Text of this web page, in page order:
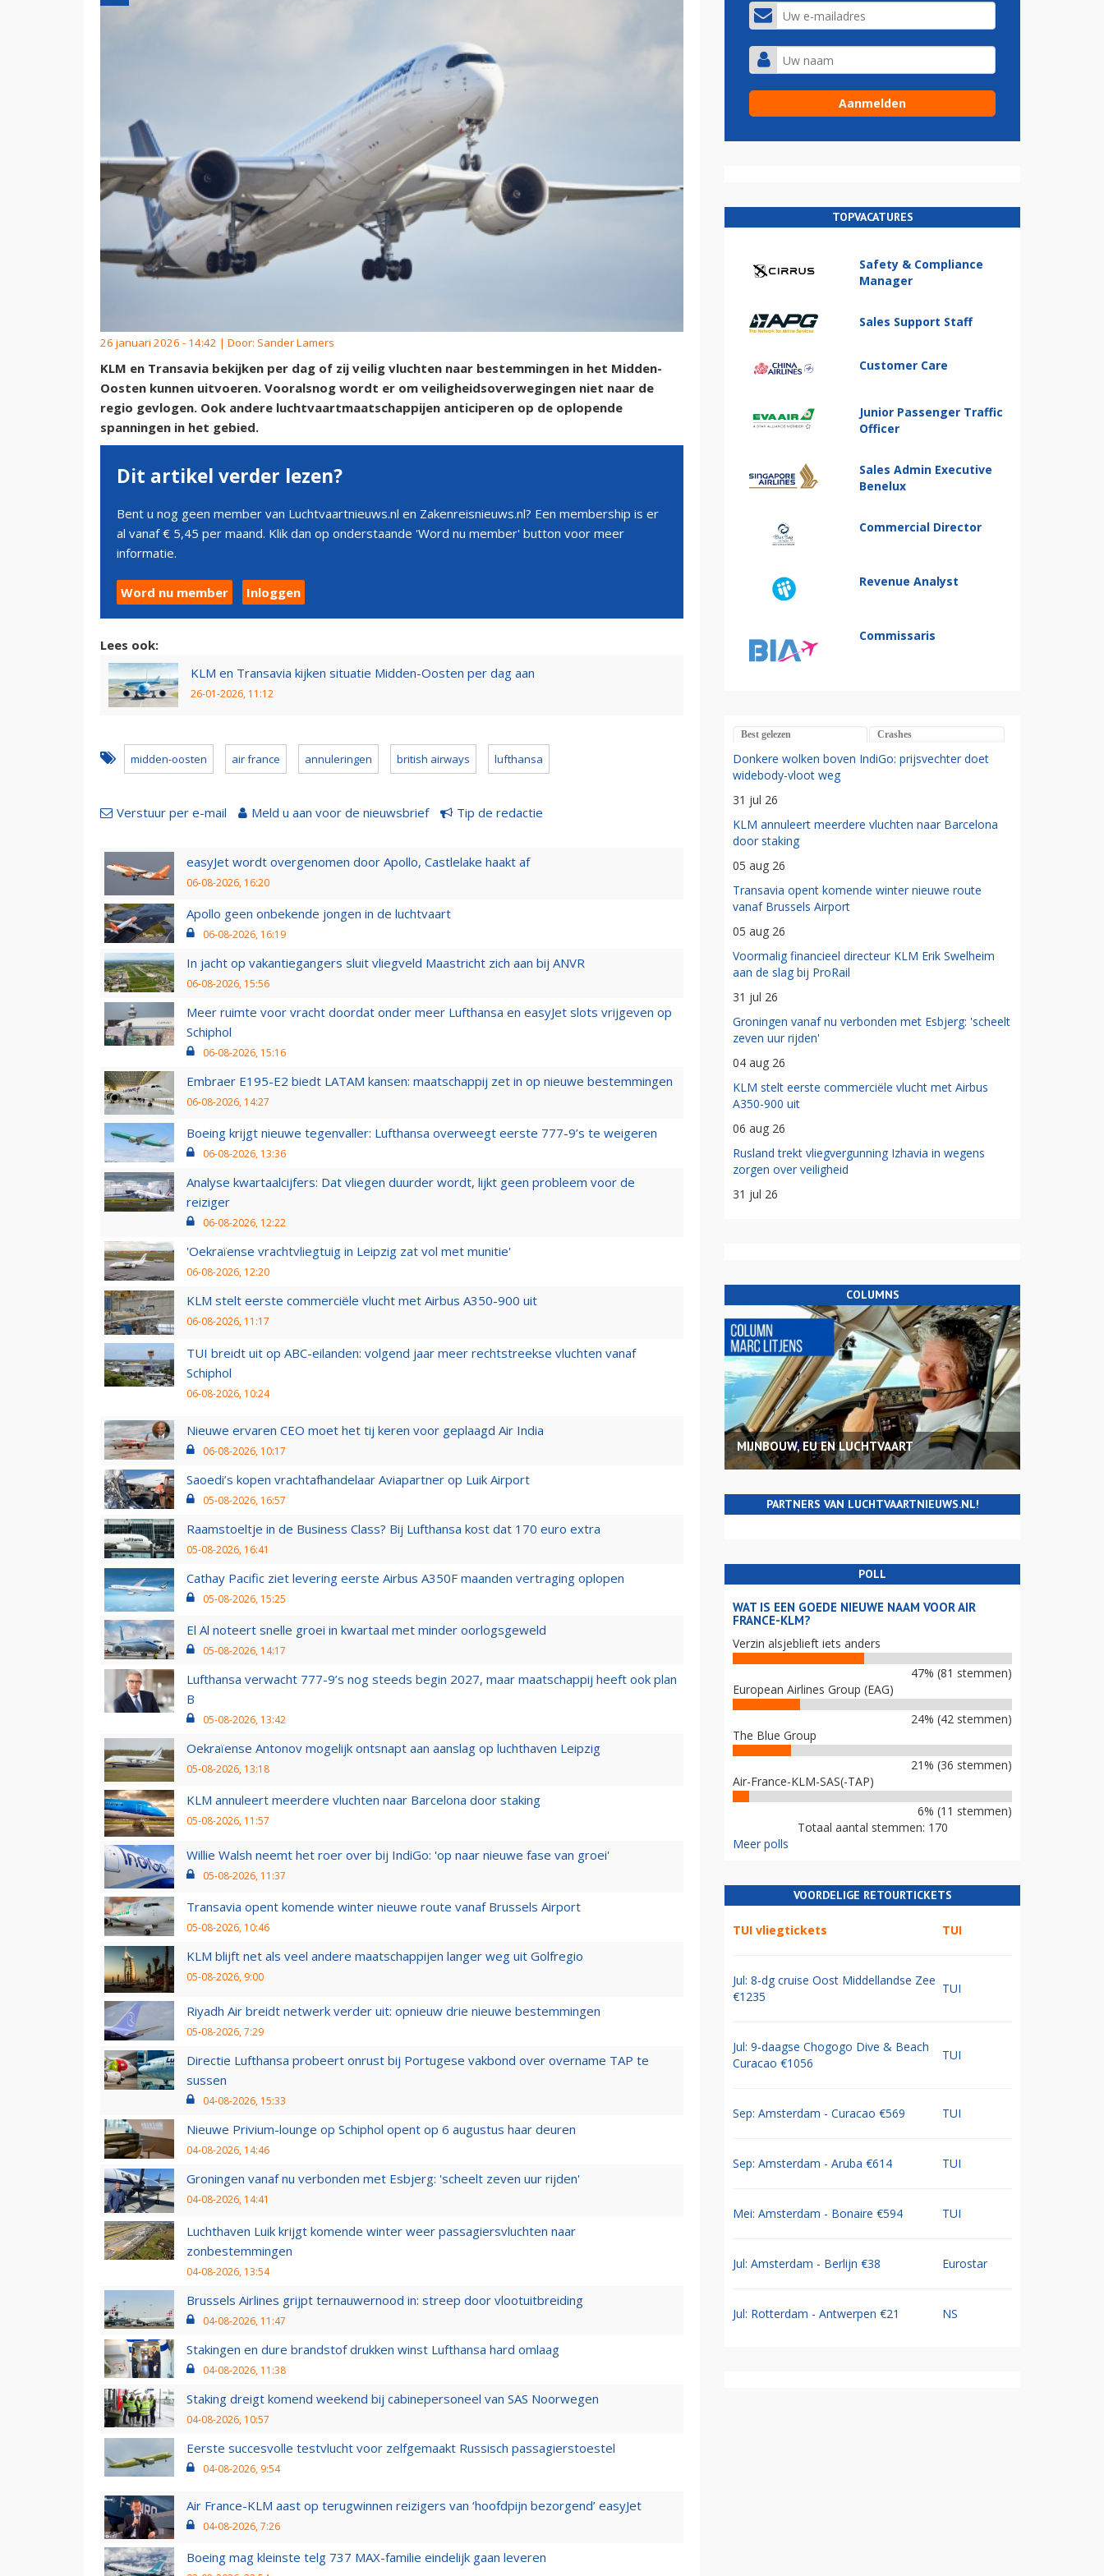
26 januari 2026 - 14:42 | Door: Sander Lamers
KLM en Transavia bekijken per dag of zij veilig vluchten naar bestemmingen in het Midden-
Oosten kunnen uitvoeren. Vooralsnog wordt er om veiligheidsoverwegingen niet naar de
regio gevlogen. Ook andere luchtvaartmaatschappijen anticiperen op de oplopende
spanningen in het gebied.
Dit artikel verder lezen?
Bent u nog geen member van Luchtvaartnieuws.nl en Zakenreisnieuws.nl? Een membership is er
al vanaf € 5,45 per maand. Klik dan op onderstaande 'Word nu member' button voor meer
informatie.
Word nu member Inloggen
Lees ook:
KLM en Transavia kijken situatie Midden-Oosten per dag aan
26-01-2026, 11:12
midden-oosten air france annuleringen british airways lufthansa
Verstuur per e-mail Meld u aan voor de nieuwsbrief Tip de redactie
easyJet wordt overgenomen door Apollo, Castlelake haakt af
06-08-2026, 16:20
Apollo geen onbekende jongen in de luchtvaart
06-08-2026, 16:19
In jacht op vakantiegangers sluit vliegveld Maastricht zich aan bij ANVR
06-08-2026, 15:56
Meer ruimte voor vracht doordat onder meer Lufthansa en easyJet slots vrijgeven op
Schiphol
06-08-2026, 15:16
Embraer E195-E2 biedt LATAM kansen: maatschappij zet in op nieuwe bestemmingen
06-08-2026, 14:27
Boeing krijgt nieuwe tegenvaller: Lufthansa overweegt eerste 777-9’s te weigeren
06-08-2026, 13:36
Analyse kwartaalcijfers: Dat vliegen duurder wordt, lijkt geen probleem voor de
reiziger
06-08-2026, 12:22
'Oekraïense vrachtvliegtuig in Leipzig zat vol met munitie'
06-08-2026, 12:20
KLM stelt eerste commerciële vlucht met Airbus A350-900 uit
06-08-2026, 11:17
TUI breidt uit op ABC-eilanden: volgend jaar meer rechtstreekse vluchten vanaf
Schiphol
06-08-2026, 10:24
Nieuwe ervaren CEO moet het tij keren voor geplaagd Air India
06-08-2026, 10:17
Saoedi’s kopen vrachtafhandelaar Aviapartner op Luik Airport
05-08-2026, 16:57
Raamstoeltje in de Business Class? Bij Lufthansa kost dat 170 euro extra
05-08-2026, 16:41
Cathay Pacific ziet levering eerste Airbus A350F maanden vertraging oplopen
05-08-2026, 15:25
El Al noteert snelle groei in kwartaal met minder oorlogsgeweld
05-08-2026, 14:17
Lufthansa verwacht 777-9’s nog steeds begin 2027, maar maatschappij heeft ook plan
B
05-08-2026, 13:42
Oekraïense Antonov mogelijk ontsnapt aan aanslag op luchthaven Leipzig
05-08-2026, 13:18
KLM annuleert meerdere vluchten naar Barcelona door staking
05-08-2026, 11:57
Willie Walsh neemt het roer over bij IndiGo: 'op naar nieuwe fase van groei'
05-08-2026, 11:37
Transavia opent komende winter nieuwe route vanaf Brussels Airport
05-08-2026, 10:46
KLM blijft net als veel andere maatschappijen langer weg uit Golfregio
05-08-2026, 9:00
Riyadh Air breidt netwerk verder uit: opnieuw drie nieuwe bestemmingen
05-08-2026, 7:29
Directie Lufthansa probeert onrust bij Portugese vakbond over overname TAP te
sussen
04-08-2026, 15:33
Nieuwe Privium-lounge op Schiphol opent op 6 augustus haar deuren
04-08-2026, 14:46
Groningen vanaf nu verbonden met Esbjerg: 'scheelt zeven uur rijden'
04-08-2026, 14:41
Luchthaven Luik krijgt komende winter weer passagiersvluchten naar
zonbestemmingen
04-08-2026, 13:54
Brussels Airlines grijpt ternauwernood in: streep door vlootuitbreiding
04-08-2026, 11:47
Stakingen en dure brandstof drukken winst Lufthansa hard omlaag
04-08-2026, 11:38
Staking dreigt komend weekend bij cabinepersoneel van SAS Noorwegen
04-08-2026, 10:57
Eerste succesvolle testvlucht voor zelfgemaakt Russisch passagierstoestel
04-08-2026, 9:54
Air France-KLM aast op terugwinnen reizigers van ‘hoofdpijn bezorgend’ easyJet
04-08-2026, 7:26
Boeing mag kleinste telg 737 MAX-familie eindelijk gaan leveren
TOPVACATURES
Safety & Compliance
Manager
Sales Support Staff
Customer Care
Junior Passenger Traffic
Officer
Sales Admin Executive
Benelux
Commercial Director
Revenue Analyst
Commissaris
Best gelezen Crashes
Donkere wolken boven IndiGo: prijsvechter doet
widebody-vloot weg
31 jul 26
KLM annuleert meerdere vluchten naar Barcelona
door staking
05 aug 26
Transavia opent komende winter nieuwe route
vanaf Brussels Airport
05 aug 26
Voormalig financieel directeur KLM Erik Swelheim
aan de slag bij ProRail
31 jul 26
Groningen vanaf nu verbonden met Esbjerg: 'scheelt
zeven uur rijden'
04 aug 26
KLM stelt eerste commerciële vlucht met Airbus
A350-900 uit
06 aug 26
Rusland trekt vliegvergunning Izhavia in wegens
zorgen over veiligheid
31 jul 26
COLUMNS
MIJNBOUW, EU EN LUCHTVAART
PARTNERS VAN LUCHTVAARTNIEUWS.NL!
POLL
WAT IS EEN GOEDE NIEUWE NAAM VOOR AIR
FRANCE-KLM?
Verzin alsjeblieft iets anders
47% (81 stemmen)
European Airlines Group (EAG)
24% (42 stemmen)
The Blue Group
21% (36 stemmen)
Air-France-KLM-SAS(-TAP)
6% (11 stemmen)
Totaal aantal stemmen: 170
Meer polls
VOORDELIGE RETOURTICKETS
TUI vliegtickets TUI
Jul: 8-dg cruise Oost Middellandse Zee
€1235
TUI
Jul: 9-daagse Chogogo Dive & Beach
Curacao €1056
TUI
Sep: Amsterdam - Curacao €569 TUI
Sep: Amsterdam - Aruba €614 TUI
Mei: Amsterdam - Bonaire €594 TUI
Jul: Amsterdam - Berlijn €38 Eurostar
Jul: Rotterdam - Antwerpen €21 NS